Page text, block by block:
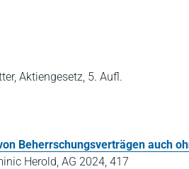
Aktiengesetz, 5. Aufl.
Beherrschungsverträgen auch
Herold, AG 2024, 417